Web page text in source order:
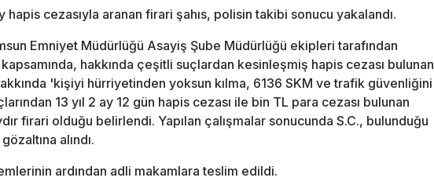
hapis cezasıyla aranan firari şahıs, polisin takibi sonucu yakalandı.
Emniyet Müdürlüğü Asayiş Şube Müdürlüğü ekipleri tarafından
hakkında çeşitli suçlardan kesinleşmiş hapis cezası bulunan
'kişiyi hürriyetinden yoksun kılma, 6136 SKM ve trafik güvenliğini
13 yıl 2 ay 12 gün hapis cezası ile bin TL para cezası bulunan
firari olduğu belirlendi. Yapılan çalışmalar sonucunda S.C., bulunduğu
alındı.
ardından adli makamlara teslim edildi.